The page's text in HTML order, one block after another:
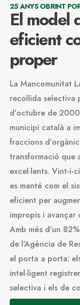
25 ANYS OBRINT
El model
eficient
proper
La Mancomunitat
recollida selectiva
d’octubre de
municipi català a
fraccions
transformació que
excel·lents. Vint-i-
es manté com el
eficient per
impropis i avançar
Amb més d’un
de l’Agència de
el porta a porta:
intel·ligent
selectiva i els de